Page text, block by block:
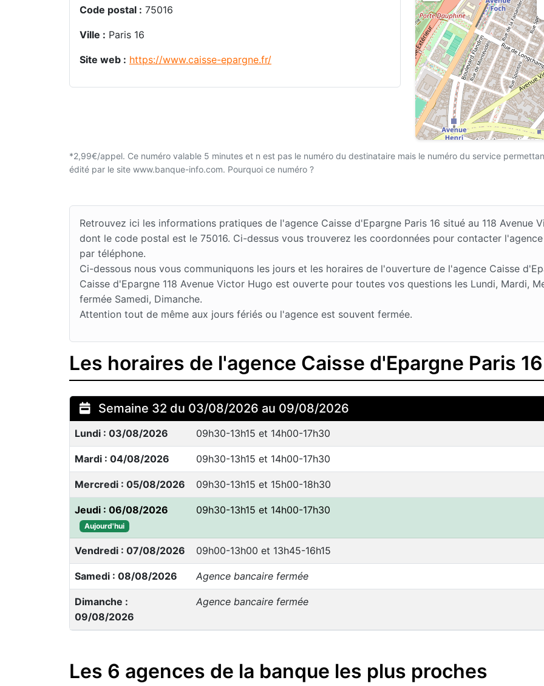
Code postal : 75016
Ville : Paris 16
Site web : https://www.caisse-epargne.fr/
*2,99€/appel. Ce numéro valable 5 minutes et n est pas le numéro du destinataire mais le numéro du service
édité par le site www.banque-info.com. Pourquoi ce numéro ?
Retrouvez ici les informations pratiques de l'agence Caisse d'Epargne Paris 16 situé au 118 Avenue
dont le code postal est le 75016. Ci-dessus vous trouverez les coordonnées pour contacter
par téléphone.
Ci-dessous nous vous communiquons les jours et les horaires de l'ouverture de l'agence Caisse
Caisse d'Epargne 118 Avenue Victor Hugo est ouverte pour toutes vos questions les Lundi, Mardi,
fermée Samedi, Dimanche.
Attention tout de même aux jours fériés ou l'agence est souvent fermée.
Les horaires de l'agence Caisse d'Epargne Paris 16
Semaine 32 du 03/08/2026 au 09/08/2026
Lundi : 03/08/2026 09h30-13h15 et 14h00-17h30
Mardi : 04/08/2026 09h30-13h15 et 14h00-17h30
Mercredi : 05/08/2026 09h30-13h15 et 15h00-18h30
Jeudi : 06/08/2026
Aujourd'hui
09h30-13h15 et 14h00-17h30
Vendredi : 07/08/2026 09h00-13h00 et 13h45-16h15
Samedi : 08/08/2026 Agence bancaire fermée
Dimanche :
09/08/2026
Agence bancaire fermée
Les 6 agences de la banque les plus proches